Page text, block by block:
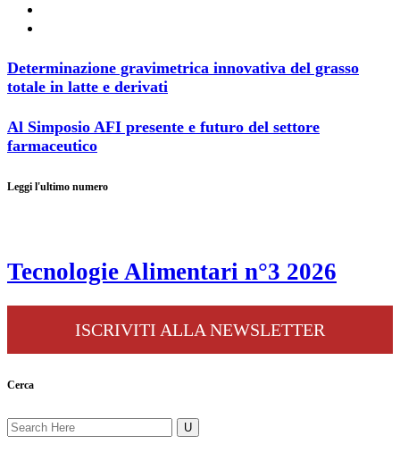
Determinazione gravimetrica innovativa del grasso
totale in latte e derivati
Al Simposio AFI presente e futuro del settore
farmaceutico
Leggi l'ultimo numero
Tecnologie Alimentari n°3 2026
ISCRIVITI ALLA NEWSLETTER
Cerca